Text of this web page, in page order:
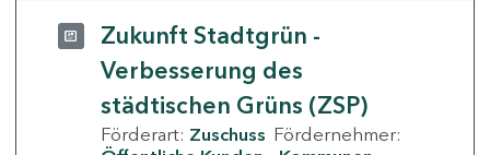
Zukunft Stadtgrün -
Verbesserung des
städtischen Grüns (ZSP)
Förderart: Zuschuss Fördernehmer: